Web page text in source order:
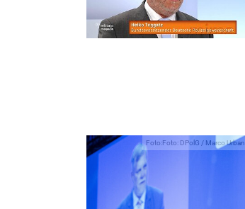
Foto:Foto: DPolG / Marco Urban